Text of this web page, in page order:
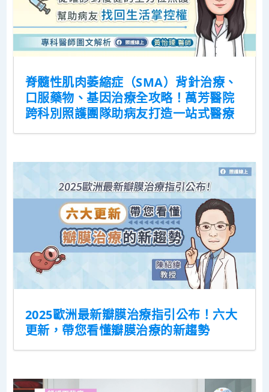
脊髓性肌肉萎縮症（SMA）背針治療、
口服藥物、基因治療全攻略！萬芳醫院
跨科別照護團隊助病友打造一站式醫療
2025歐洲最新瓣膜治療指引公布！六大
更新，帶您看懂瓣膜治療的新趨勢